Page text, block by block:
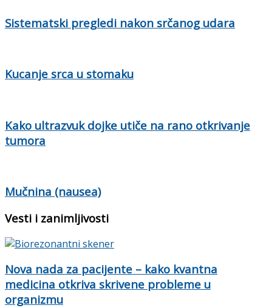
Sistematski pregledi nakon srčanog udara
Kucanje srca u stomaku
Kako ultrazvuk dojke utiče na rano otkrivanje
tumora
Mučnina (nausea)
Vesti i zanimljivosti
Nova nada za pacijente – kako kvantna
medicina otkriva skrivene probleme u
organizmu